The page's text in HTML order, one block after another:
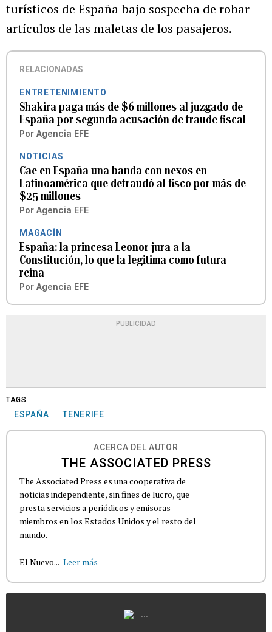
turísticos de España bajo sospecha de robar
artículos de las maletas de los pasajeros.
RELACIONADAS
ENTRETENIMIENTO
Shakira paga más de $6 millones al juzgado de
España por segunda acusación de fraude fiscal
Por Agencia EFE
NOTICIAS
Cae en España una banda con nexos en
Latinoamérica que defraudó al fisco por más de
$25 millones
Por Agencia EFE
MAGACÍN
España: la princesa Leonor jura a la
Constitución, lo que la legitima como futura
reina
Por Agencia EFE
PUBLICIDAD
TAGS
ESPAÑA TENERIFE
ACERCA DEL AUTOR
THE ASSOCIATED PRESS
The Associated Press es una cooperativa de
noticias independiente, sin fines de lucro, que
presta servicios a periódicos y emisoras
miembros en los Estados Unidos y el resto del
mundo.
El Nuevo... Leer más
...